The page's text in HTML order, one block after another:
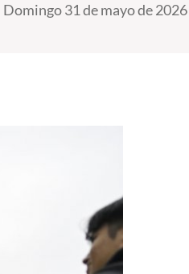
Domingo 31 de mayo de 2026